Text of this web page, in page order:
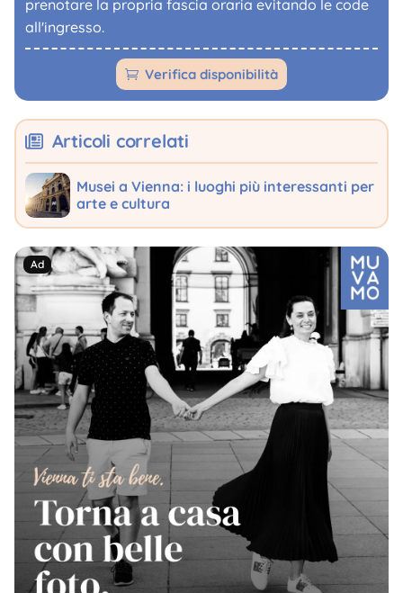
prenotare la propria fascia oraria evitando le code
all'ingresso.
 Verifica disponibilità
Articoli correlati
Musei a Vienna: i luoghi più interessanti per
arte e cultura